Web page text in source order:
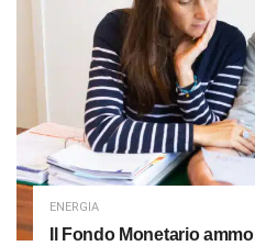
ENERGIA
Il Fondo Monetario